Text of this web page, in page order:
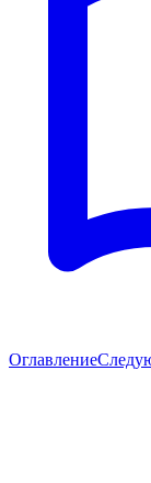
Оглавление